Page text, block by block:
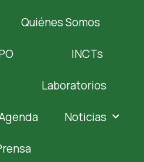
Quiénes Somos
INCTs
Laboratorios
Noticias